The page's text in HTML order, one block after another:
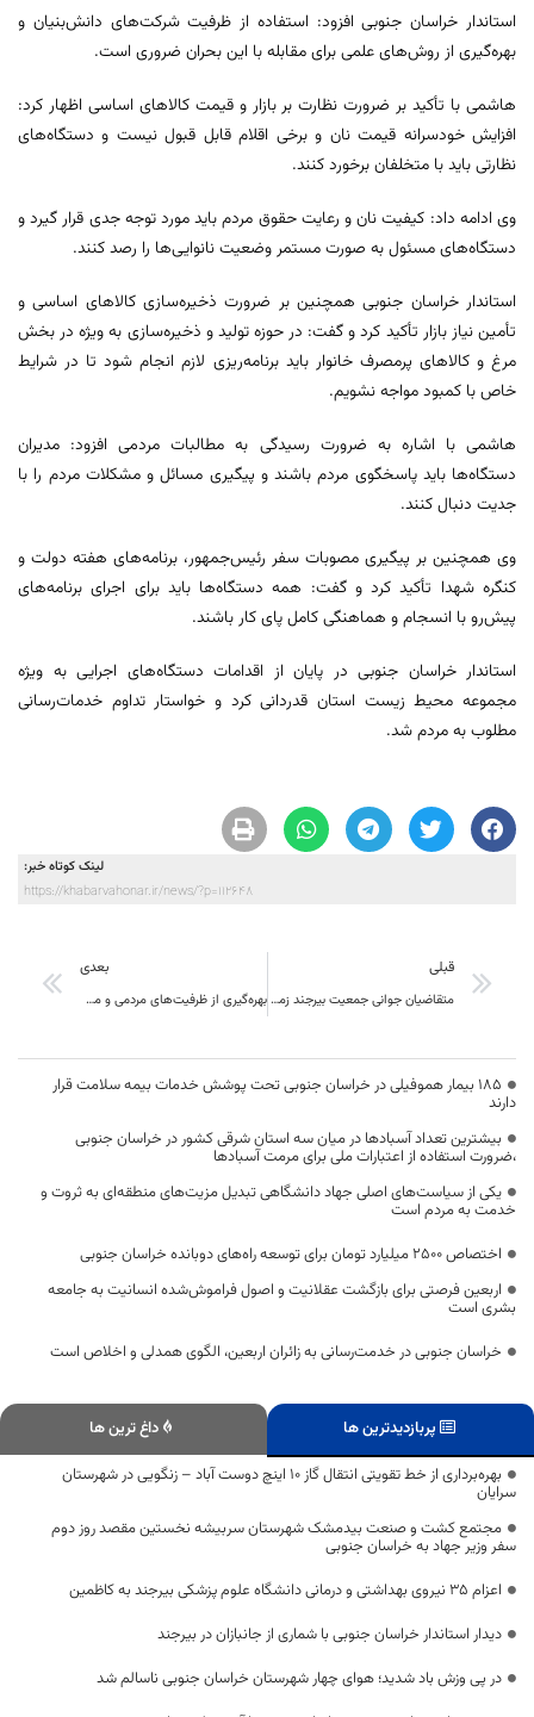
استاندار خراسان جنوبی افزود: استفاده از ظرفیت شرکت‌های دانش‌بنیان و
بهره‌گیری از روش‌های علمی برای مقابله با این بحران ضروری است.
هاشمی با تأکید بر ضرورت نظارت بر بازار و قیمت کالاهای اساسی اظهار کرد:
افزایش خودسرانه قیمت نان و برخی اقلام قابل قبول نیست و دستگاه‌های
نظارتی باید با متخلفان برخورد کنند.
وی ادامه داد: کیفیت نان و رعایت حقوق مردم باید مورد توجه جدی قرار گیرد و
دستگاه‌های مسئول به صورت مستمر وضعیت نانوایی‌ها را رصد کنند.
استاندار خراسان جنوبی همچنین بر ضرورت ذخیره‌سازی کالاهای اساسی و
تأمین نیاز بازار تأکید کرد و گفت: در حوزه تولید و ذخیره‌سازی به ویژه در بخش
مرغ و کالاهای پرمصرف خانوار باید برنامه‌ریزی لازم انجام شود تا در شرایط
خاص با کمبود مواجه نشویم.
هاشمی با اشاره به ضرورت رسیدگی به مطالبات مردمی افزود: مدیران
دستگاه‌ها باید پاسخگوی مردم باشند و پیگیری مسائل و مشکلات مردم را با
جدیت دنبال کنند.
وی همچنین بر پیگیری مصوبات سفر رئیس‌جمهور، برنامه‌های هفته دولت و
کنگره شهدا تأکید کرد و گفت: همه دستگاه‌ها باید برای اجرای برنامه‌های
پیش‌رو با انسجام و هماهنگی کامل پای کار باشند.
استاندار خراسان جنوبی در پایان از اقدامات دستگاه‌های اجرایی به ویژه
مجموعه محیط زیست استان قدردانی کرد و خواستار تداوم خدمات‌رسانی
مطلوب به مردم شد.
لینک کوتاه خبر:
https://khabarvahonar.ir/news/?p=112648
قبلی
متقاضیان جوانی جمعیت بیرجند زمین خود را در شهرهای مجاور تحویل بگیرند
بعدی
بهره‌گیری از ظرفیت‌های مردمی و مشارکت بخش غیردولتی، یکی از راهبردهای کلیدی و محوری مدیریت بحران در این استان است
۱۸۵ بیمار هموفیلی در خراسان جنوبی تحت پوشش خدمات بیمه سلامت قرار
دارند
بیشترین تعداد آسبادها در میان سه استان شرقی کشور در خراسان جنوبی
،ضرورت استفاده از اعتبارات ملی برای مرمت آسبادها
یکی از سیاست‌های اصلی جهاد دانشگاهی تبدیل مزیت‌های منطقه‌ای به ثروت و
خدمت به مردم است
اختصاص 2500 میلیارد تومان برای توسعه راه‌های دوبانده خراسان جنوبی
اربعین فرصتی برای بازگشت عقلانیت و اصول فراموش‌شده انسانیت به جامعه
بشری است
خراسان جنوبی در خدمت‌رسانی به زائران اربعین، الگوی همدلی و اخلاص است
پربازدیدترین ها
داغ ترین ها
بهره‌برداری از خط تقویتی انتقال گاز ۱۰ اینچ دوست آباد – زنگویی در شهرستان
سرایان
مجتمع کشت و صنعت بیدمشک شهرستان سربیشه نخستین مقصد روز دوم
سفر وزیر جهاد به خراسان جنوبی
اعزام 35 نیروی بهداشتی و درمانی دانشگاه علوم پزشکی بیرجند به کاظمین
دیدار استاندار خراسان جنوبی با شماری از جانبازان در بیرجند
در پی وزش باد شدید؛ هوای چهار شهرستان خراسان جنوبی ناسالم شد